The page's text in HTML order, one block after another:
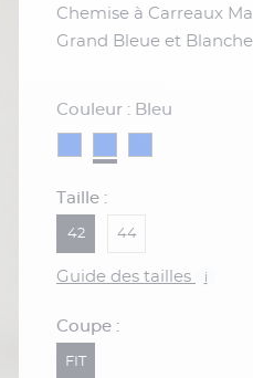
Chemise à Carreaux Max pour Homme
Grand Bleue et Blanche
Couleur : Bleu
Taille :
42 44
Guide des tailles i
Coupe :
FIT